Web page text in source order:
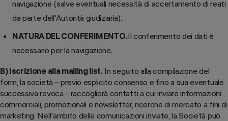
navigazione (salve eventuali necessità di accertamento di reati
da parte dell'Autorità giudiziaria).
NATURA DEL CONFERIMENTO.Il conferimento dei dati è
necessario per la navigazione.
B) Iscrizione alla mailing list.In seguito alla compilazione del
form, la società – previo esplicito consenso e fino a sua eventuale
successiva revoca - raccoglierà contatti a cui inviare informazioni
commerciali, promozionali e newsletter, ricerche di mercato a fini di
marketing. Nell'ambito delle comunicazioni inviate, la Società può